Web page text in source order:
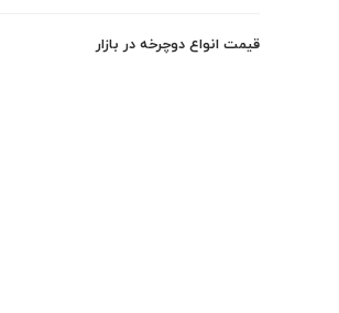
قیمت انواع دوچرخه در بازار